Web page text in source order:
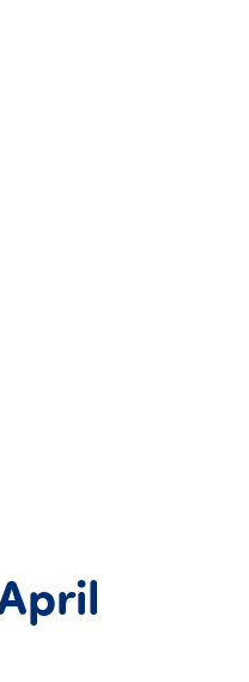
April